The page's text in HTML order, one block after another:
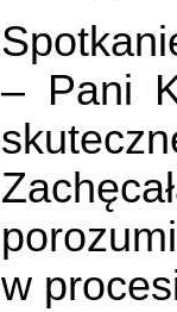
– Pani
w